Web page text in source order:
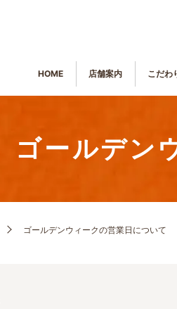
HOME 店舗案内 こだわ
ゴールデン
ゴールデンウィークの営業日について